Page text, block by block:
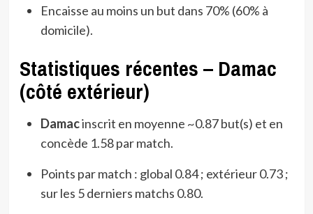
Encaisse au moins un but dans 70% (60% à
domicile).
Statistiques récentes – Damac
(côté extérieur)
Damacinscrit en moyenne ~0.87 but(s) et en
concède 1.58 par match.
Points par match : global 0.84 ; extérieur 0.73 ;
sur les 5 derniers matchs 0.80.